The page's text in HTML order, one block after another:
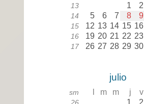
13 1 2
14 5 6 7 8 9
15 12 13 14 15 16
16 19 20 21 22 23
17 26 27 28 29 30
julio
sm m m j v
26 1 2